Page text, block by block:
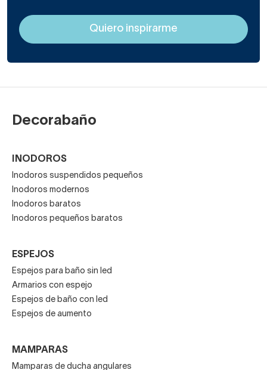
Decorabaño
INODOROS
Inodoros suspendidos pequeños
Inodoros modernos
Inodoros baratos
Inodoros pequeños baratos
ESPEJOS
Espejos para baño sin led
Armarios con espejo
Espejos de baño con led
Espejos de aumento
MAMPARAS
Mamparas de ducha angulares